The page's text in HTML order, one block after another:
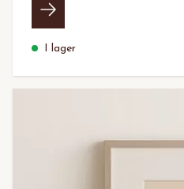
I lager